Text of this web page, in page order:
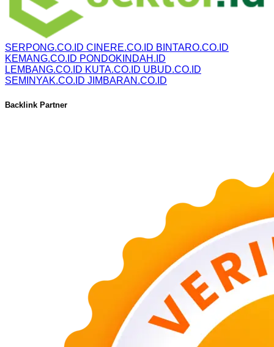
SERPONG.CO.ID CINERE.CO.ID BINTARO.CO.ID
KEMANG.CO.ID PONDOKINDAH.ID
LEMBANG.CO.ID KUTA.CO.ID UBUD.CO.ID
SEMINYAK.CO.ID JIMBARAN.CO.ID
Backlink Partner